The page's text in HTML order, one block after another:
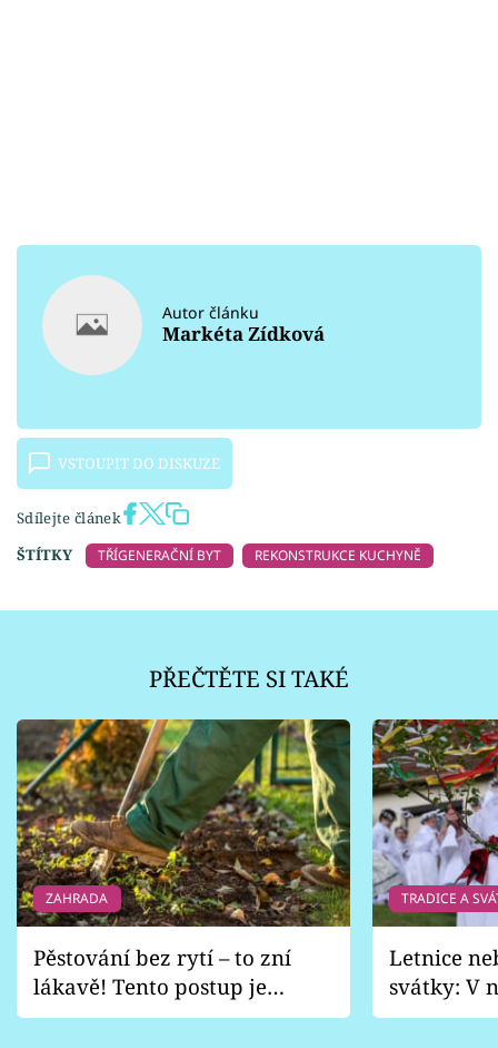
Autor článku
Markéta Zídková
VSTOUPIT DO DISKUZE
Sdílejte článek
ŠTÍTKY
TŘÍGENERAČNÍ BYT REKONSTRUKCE KUCHYNĚ
PŘEČTĚTE SI TAKÉ
ZAHRADA
Pěstování bez rytí – to zní
lákavě! Tento postup je
vhodný jen pro některé
TRADICE A
Letnice
svátky: V
pondělí